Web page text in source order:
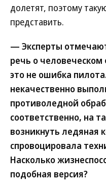
долетят, поэтому
представить.
— Эксперты
речь о человеческом
это не ошибка
некачественно
противоледной
соответственно, на
возникнуть ледяная
спровоцировала
Насколько
подобная версия?